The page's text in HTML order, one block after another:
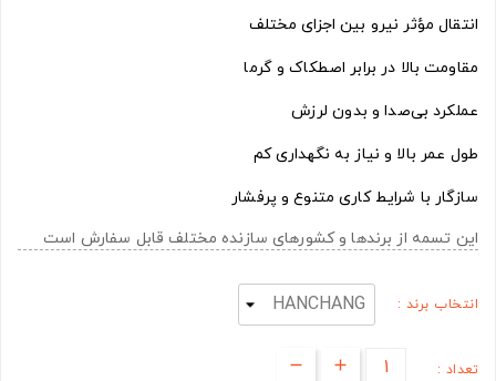
انتقال مؤثر نیرو بین اجزای مختلف
مقاومت بالا در برابر اصطکاک و گرما
عملکرد بی‌صدا و بدون لرزش
طول عمر بالا و نیاز به نگهداری کم
سازگار با شرایط کاری متنوع و پرفشار
این تسمه از برندها و کشورهای سازنده مختلف قابل سفارش است
انتخاب برند :
تعداد :